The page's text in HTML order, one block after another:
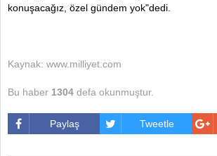
konuşacağız, özel gündem yok"dedi.
Kaynak: www.milliyet.com
Bu haber 1304 defa okunmuştur.
Paylaş Tweetle